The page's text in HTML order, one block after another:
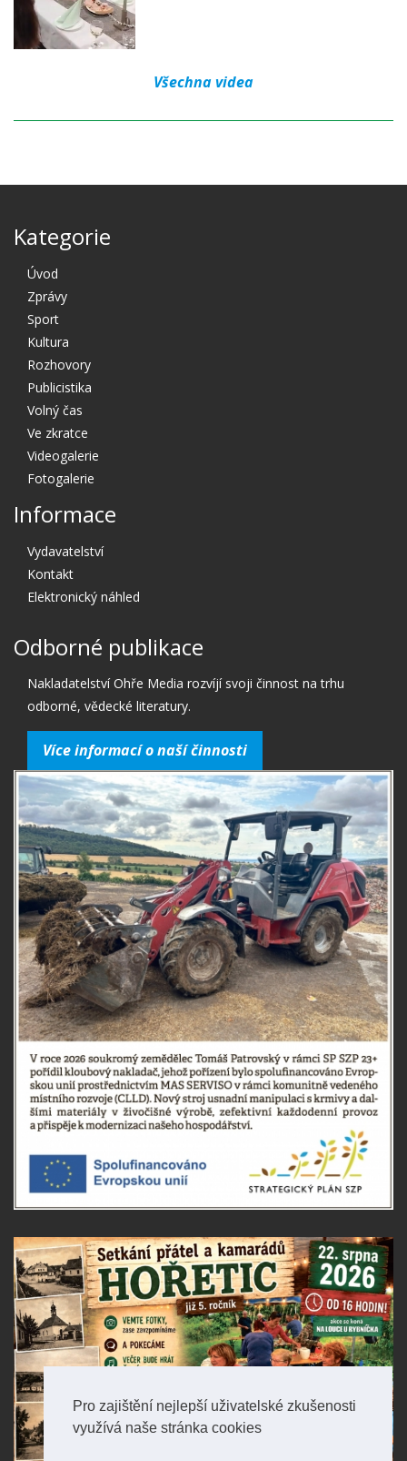
Pro zajištění nejlepší uživatelské zkušenosti
využívá naše stránka cookies
Všechna videa
Kategorie
Úvod
Zprávy
Sport
Kultura
Rozhovory
Publicistika
Volný čas
Ve zkratce
Videogalerie
Fotogalerie
Informace
Vydavatelství
Kontakt
Elektronický náhled
Odborné publikace
Nakladatelství Ohře Media rozvíjí svoji činnost na trhu
odborné, vědecké literatury.
Více informací o naší činnosti